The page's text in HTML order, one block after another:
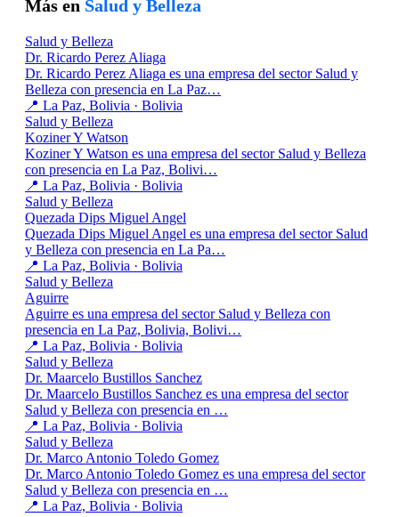
Más en Salud y Belleza
Salud y Belleza
Dr. Ricardo Perez Aliaga
Dr. Ricardo Perez Aliaga es una empresa del sector Salud y
Belleza con presencia en La Paz…
📍 La Paz, Bolivia · Bolivia
Salud y Belleza
Koziner Y Watson
Koziner Y Watson es una empresa del sector Salud y Belleza
con presencia en La Paz, Bolivi…
📍 La Paz, Bolivia · Bolivia
Salud y Belleza
Quezada Dips Miguel Angel
Quezada Dips Miguel Angel es una empresa del sector Salud
y Belleza con presencia en La Pa…
📍 La Paz, Bolivia · Bolivia
Salud y Belleza
Aguirre
Aguirre es una empresa del sector Salud y Belleza con
presencia en La Paz, Bolivia, Bolivi…
📍 La Paz, Bolivia · Bolivia
Salud y Belleza
Dr. Maarcelo Bustillos Sanchez
Dr. Maarcelo Bustillos Sanchez es una empresa del sector
Salud y Belleza con presencia en …
📍 La Paz, Bolivia · Bolivia
Salud y Belleza
Dr. Marco Antonio Toledo Gomez
Dr. Marco Antonio Toledo Gomez es una empresa del sector
Salud y Belleza con presencia en …
📍 La Paz, Bolivia · Bolivia